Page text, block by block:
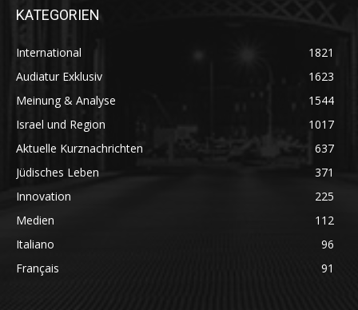
KATEGORIEN
International
1821
Audiatur Exklusiv
1623
Meinung & Analyse
1544
Israel und Region
1017
Aktuelle Kurznachrichten
637
Jüdisches Leben
371
Innovation
225
Medien
112
Italiano
96
Français
91